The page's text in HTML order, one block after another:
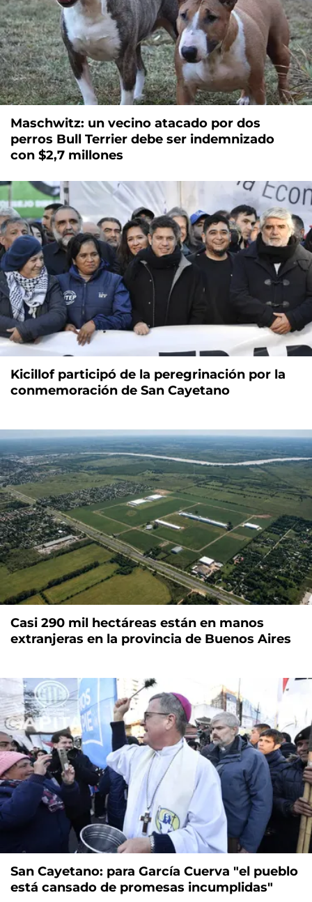
Maschwitz: un vecino atacado por dos
perros Bull Terrier debe ser indemnizado
con $2,7 millones
Kicillof participó de la peregrinación por la
conmemoración de San Cayetano
Casi 290 mil hectáreas están en manos
extranjeras en la provincia de Buenos Aires
San Cayetano: para García Cuerva "el pueblo
está cansado de promesas incumplidas"